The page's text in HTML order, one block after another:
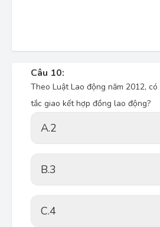
Câu 10:
Theo Luật Lao động năm 2012,
tắc giao kết hợp đồng lao động?
A.2
B.3
C.4